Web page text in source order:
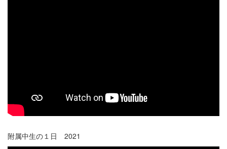
附属中生の１日 2021